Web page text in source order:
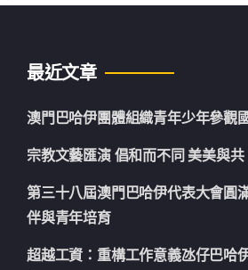
最近文章
澳門巴哈伊團體組織青年少年參觀
宗教文藝匯演 倡和而不同 美美與共
第三十八屆澳門巴哈伊代表大會圓
伴與青年培育
超越工資：重構工作意義氹仔巴哈